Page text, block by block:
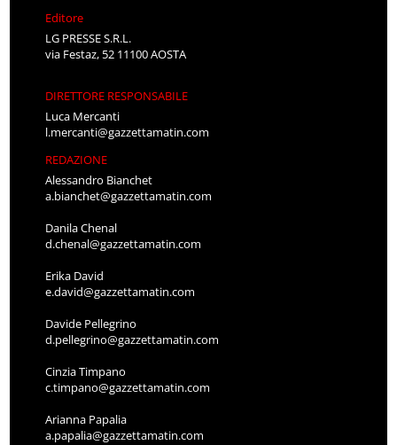
Editore
LG PRESSE S.R.L.
via Festaz, 52 11100 AOSTA
DIRETTORE RESPONSABILE
Luca Mercanti
l.mercanti@gazzettamatin.com
REDAZIONE
Alessandro Bianchet
a.bianchet@gazzettamatin.com
Danila Chenal
d.chenal@gazzettamatin.com
Erika David
e.david@gazzettamatin.com
Davide Pellegrino
d.pellegrino@gazzettamatin.com
Cinzia Timpano
c.timpano@gazzettamatin.com
Arianna Papalia
a.papalia@gazzettamatin.com